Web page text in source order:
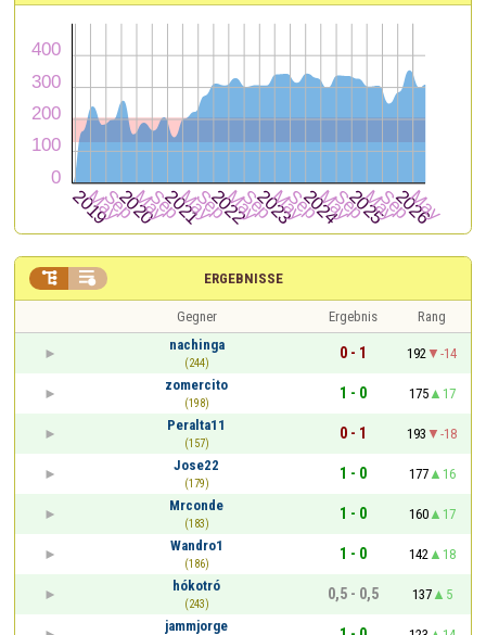
ERGEBNISSE
 
Gegner Ergebnis
Rang
nachinga
(244)
0 - 1 192
-14
zomercito
(198)
1 - 0 175
17
Peralta11
(157)
0 - 1 193
-18
Jose22
(179)
1 - 0 177
16
Mrconde
(183)
1 - 0 160
17
Wandro1
(186)
1 - 0 142
18
hókotró
(243)
0,5 - 0,5 137
5
jammjorge